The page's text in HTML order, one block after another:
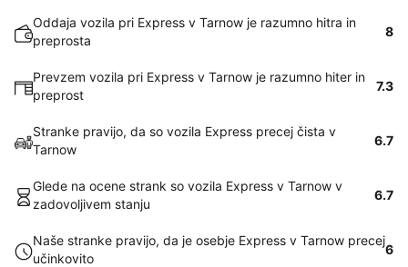
Oddaja vozila pri Express v Tarnow je razumno hitra in
preprosta
8
Prevzem vozila pri Express v Tarnow je razumno hiter in
preprost
7.3
Stranke pravijo, da so vozila Express precej čista v
Tarnow
6.7
Glede na ocene strank so vozila Express v Tarnow v
zadovoljivem stanju
6.7
Naše stranke pravijo, da je osebje Express v Tarnow precej
učinkovito
6